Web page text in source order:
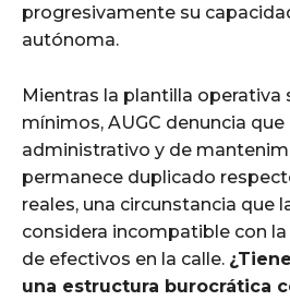
progresivamente su
autónoma.
Mientras la plantilla operativa
mínimos, AUGC denuncia que
administrativo y de
permanece duplicado
reales, una circunstancia que
considera incompatible con
de efectivos en la calle.
una estructura burocrática